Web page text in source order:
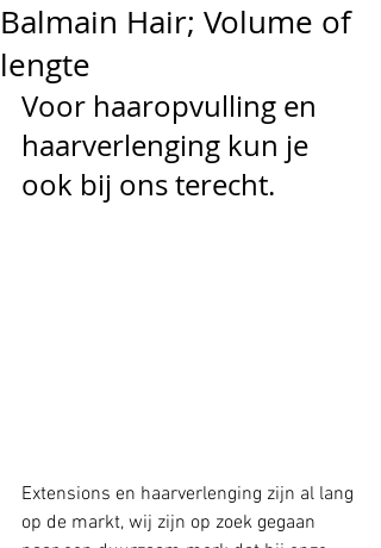
Balmain Hair; Volume of
lengte
Voor haaropvulling en
haarverlenging kun je
ook bij ons terecht.
Extensions en haarverlenging zijn al lang
op de markt, wij zijn op zoek gegaan